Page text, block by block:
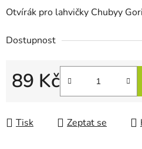
Otvírák pro lahvičky Chubyy
Dostupnost
89 Kč
Měrná cena:
Tisk Zeptat se